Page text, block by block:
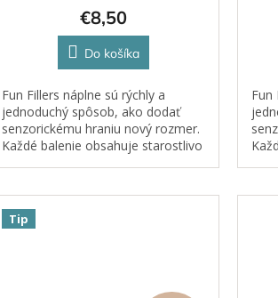
€8,50
Do košíka
Fun Fillers náplne sú rýchly a
jednoduchý spôsob, ako dodať
senzorickému hraniu nový rozmer.
Každé balenie obsahuje starostlivo
nádoby...
Fun
Tip